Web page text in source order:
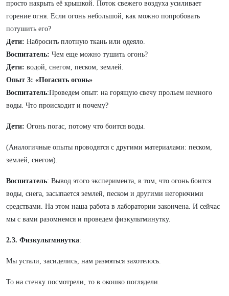
просто накрыть её крышкой. Поток свежего воздуха усиливает
горение огня. Если огонь небольшой, как можно попробовать
потушить его?
Дети: Набросить плотную ткань или одеяло.
Воспитатель: Чем еще можно тушить огонь?
Дети: водой, снегом, песком, землей.
Опыт 3: «Погасить огонь»
Воспитатель:Проведем опыт: на горящую свечу прольем немного
воды. Что происходит и почему?
Дети: Огонь погас, потому что боится воды.
(Аналогичные опыты проводятся с другими материалами: песком,
землей, снегом).
Воспитатель: Вывод этого эксперимента, в том, что огонь боится
воды, снега, засыпается землей, песком и другими негорючими
средствами. На этом наша работа в лаборатории закончена. И сейчас
мы с вами разомнемся и проведем физкультминутку.
2.3. Физкультминутка:
Мы устали, засиделись, нам размяться захотелось.
То на стенку посмотрели, то в окошко поглядели.